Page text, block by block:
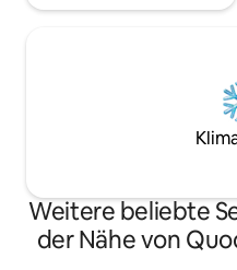
Weitere beliebte
der Nähe von